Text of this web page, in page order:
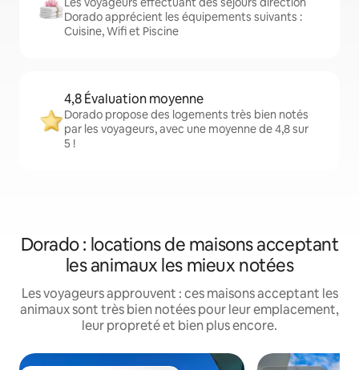
Dorado apprécient les équipements suivants :
Cuisine, Wifi et Piscine
4,8 Évaluation moyenne
Dorado propose des logements très bien notés
par les voyageurs, avec une moyenne de 4,8 sur
5 !
Dorado : locations de maisons acceptant
les animaux les mieux notées
Les voyageurs approuvent : ces maisons acceptant les
animaux sont très bien notées pour leur emplacement,
leur propreté et bien plus encore.